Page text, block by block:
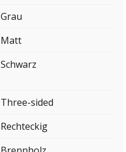
Grau
Matt
Schwarz
Three-sided
Rechteckig